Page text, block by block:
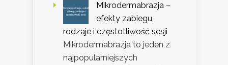
Mikrodermabrazja –
efekty zabiegu,
rodzaje i częstotliwość sesji
Mikrodermabrazja to jeden z
najpopularniejszych